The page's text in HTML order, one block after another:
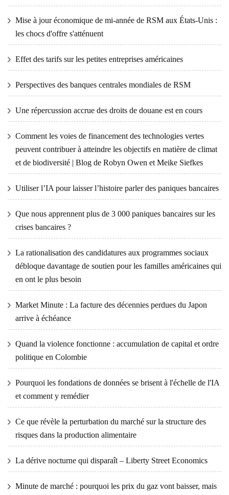
Mise à jour économique de mi-année de RSM aux États-Unis :
les chocs d'offre s'atténuent
Effet des tarifs sur les petites entreprises américaines
Perspectives des banques centrales mondiales de RSM
Une répercussion accrue des droits de douane est en cours
Comment les voies de financement des technologies vertes
peuvent contribuer à atteindre les objectifs en matière de climat
et de biodiversité | Blog de Robyn Owen et Meike Siefkes
Utiliser l’IA pour laisser l’histoire parler des paniques bancaires
Que nous apprennent plus de 3 000 paniques bancaires sur les
crises bancaires ?
La rationalisation des candidatures aux programmes sociaux
débloque davantage de soutien pour les familles américaines qui
en ont le plus besoin
Market Minute : La facture des décennies perdues du Japon
arrive à échéance
Quand la violence fonctionne : accumulation de capital et ordre
politique en Colombie
Pourquoi les fondations de données se brisent à l'échelle de l'IA
et comment y remédier
Ce que révèle la perturbation du marché sur la structure des
risques dans la production alimentaire
La dérive nocturne qui disparaît – Liberty Street Economics
Minute de marché : pourquoi les prix du gaz vont baisser, mais